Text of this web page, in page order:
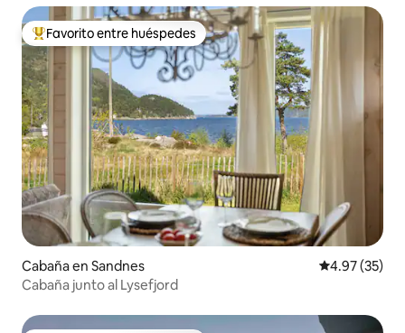
De los mejores en Favorito entre huéspedes
Favorito entre huéspedes
Cabaña en Sandnes Calificación
4.97 (35)
Cabaña junto al Lysefjord